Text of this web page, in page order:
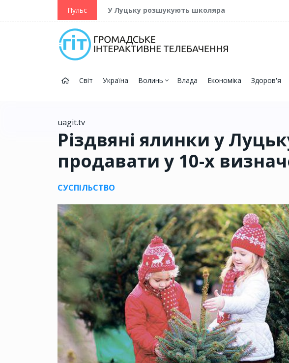
Пульс У Луцьку розшукують школяра
Світ Україна Волинь Влада Економіка Здоров'я
uagit.tv
Різдвяні ялинки у
продавати у 10-х
СУСПІЛЬСТВО